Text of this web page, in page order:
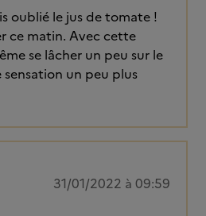
oublié le jus de tomate !
ce matin. Avec cette
se lâcher un peu sur le
un peu plus
31/01/2022 à 09:59